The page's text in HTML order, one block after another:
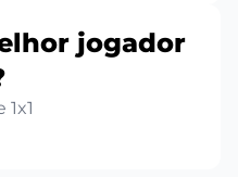
jogador